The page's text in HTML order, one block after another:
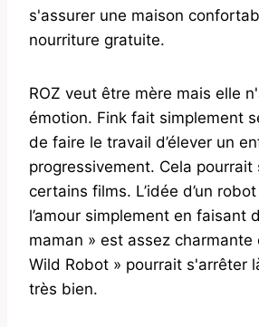
s'assurer une maison
nourriture gratuite.
ROZ veut être mère mais elle
émotion. Fink fait simplement
de faire le travail d’élever un
progressivement. Cela pourrait
certains films. L’idée d’un
l’amour simplement en faisant
maman » est assez charmante
Wild Robot » pourrait s'arrêter
très bien.